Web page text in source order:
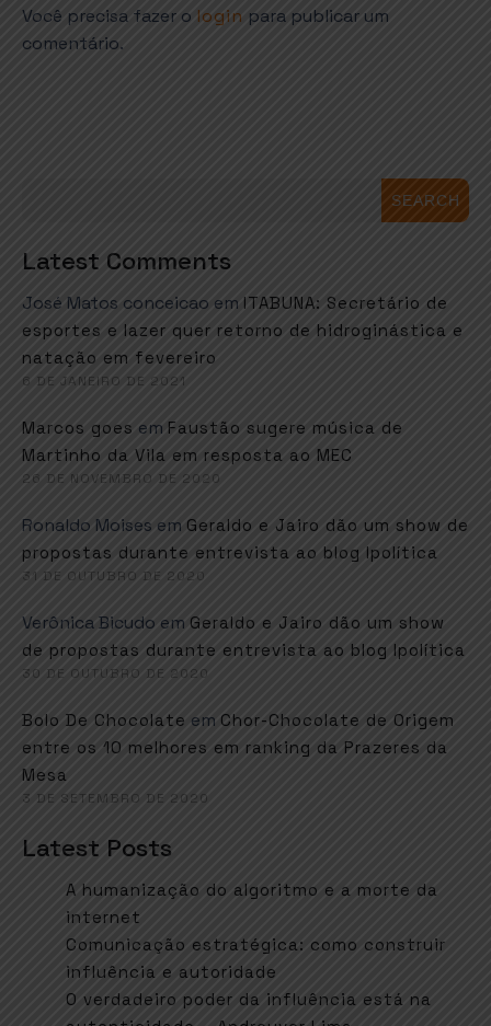
Você precisa fazer o login para publicar um
comentário.
SEARCH
Latest Comments
José Matos conceicao em ITABUNA: Secretário de
esportes e lazer quer retorno de hidroginástica e
natação em fevereiro
6 DE JANEIRO DE 2021
Marcos goes em Faustão sugere música de
Martinho da Vila em resposta ao MEC
26 DE NOVEMBRO DE 2020
Ronaldo Moises em Geraldo e Jairo dão um show de
propostas durante entrevista ao blog Ipolítica
31 DE OUTUBRO DE 2020
Verônica Bicudo em Geraldo e Jairo dão um show
de propostas durante entrevista ao blog Ipolítica
30 DE OUTUBRO DE 2020
Bolo De Chocolate em Chor-Chocolate de Origem
entre os 10 melhores em ranking da Prazeres da
Mesa
3 DE SETEMBRO DE 2020
Latest Posts
A humanização do algoritmo e a morte da
internet
Comunicação estratégica: como construir
influência e autoridade
O verdadeiro poder da influência está na